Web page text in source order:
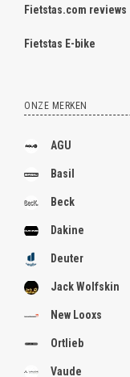
Fietstas.com reviews
Fietstas E-bike
ONZE MERKEN
AGU
Basil
Beck
Dakine
Deuter
Jack Wolfskin
New Looxs
Ortlieb
Vaude
.
.
.
.
.
.
.
.
.
met